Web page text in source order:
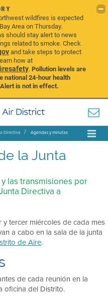
wildfires is expected
Area on Thursday.
should stay alert to news
related to smoke. Check
and take steps to protect
how at
.Pollution levels are
national 24-hour health
is not in effect.
Directiva Agendas y minutas
la Junta
las transmisiones por
Directiva a
tercer miércoles de cada mes
a cabo en la sala de la junta
de Aire.
de cada reunión en la
oficina del Distrito.